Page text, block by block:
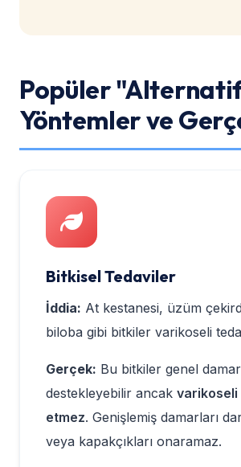
Popüler
Yöntemler ve
Bitkisel Tedaviler
İddia: At kestanesi, üzüm
biloba gibi bitkiler varikoseli
Gerçek: Bu bitkiler genel damar
destekleyebilir ancak varikoseli
etmez. Genişlemiş damarları
veya kapakçıkları onaramaz.